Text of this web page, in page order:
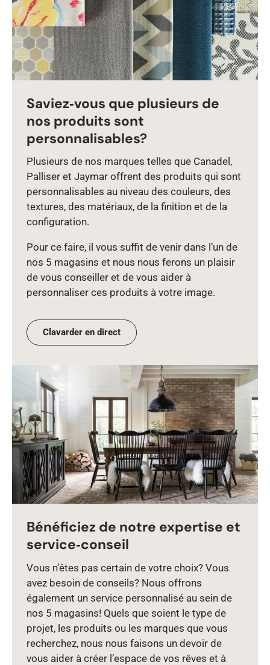
Saviez‑vous que plusieurs de
nos produits sont
personnalisables?
Plusieurs de nos marques telles que Canadel,
Palliser et Jaymar offrent des produits qui sont
personnalisables au niveau des couleurs, des
textures, des matériaux, de la finition et de la
configuration.
Pour ce faire, il vous suffit de venir dans l’un de
nos 5 magasins et nous nous ferons un plaisir
de vous conseiller et de vous aider à
personnaliser ces produits à votre image.
Clavarder en direct
Bénéficiez de notre expertise et
service‑conseil
Vous n’êtes pas certain de votre choix? Vous
avez besoin de conseils? Nous offrons
également un service personnalisé au sein de
nos 5 magasins! Quels que soient le type de
projet, les produits ou les marques que vous
recherchez, nous nous faisons un devoir de
vous aider à créer l’espace de vos rêves et à